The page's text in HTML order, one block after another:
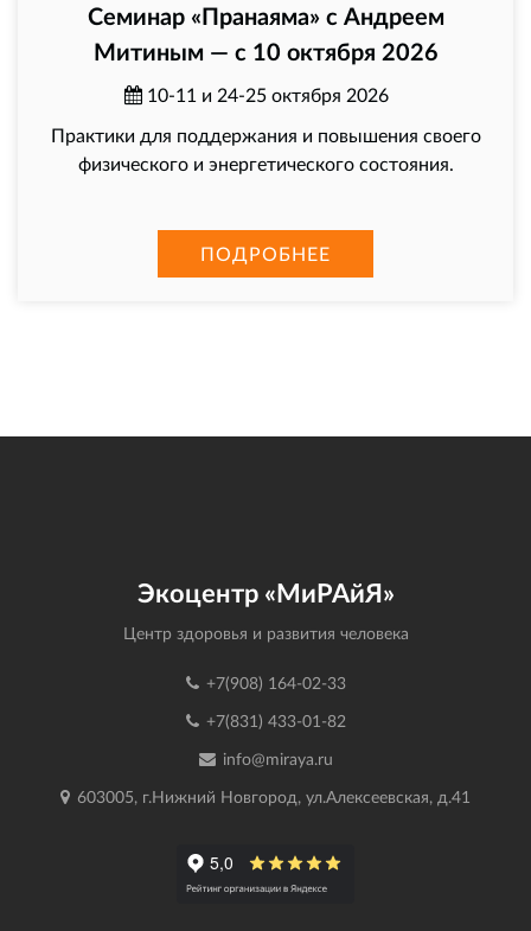
Семинар «Пранаяма» с Андреем
Митиным — с 10 октября 2026
10-11 и 24-25 октября 2026
Практики для поддержания и повышения своего
физического и энергетического состояния.
ПОДРОБНЕЕ
Экоцентр «МиРАйЯ»
Центр здоровья и развития человека
+7(908) 164-02-33
+7(831) 433-01-82
info@miraya.ru
603005, г.Нижний Новгород, ул.Алексеевская, д.41